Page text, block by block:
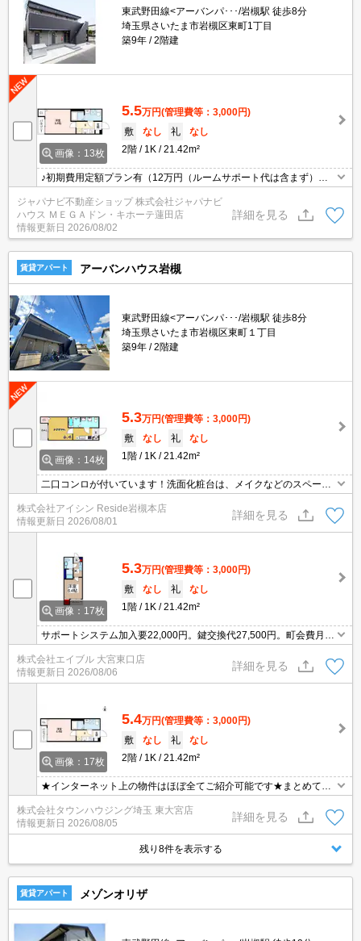
東武野田線<アーバンパ･･･/岩槻駅 徒歩8分
埼玉県さいたま市岩槻区東町1丁目
築9年
2階建
画像：13枚
5.5万円(管理費等：3,000円)
敷
なし 礼
なし
2階
1K 21.42m²
♪初期費用定額プラン有（12万円（ルームサポート代は含まず）・
フリーレント最大1ヵ月）♪敷金０礼金0♪インターネット無料♪追い
焚きバス♪システムキッチン♪ウオシュレット♪独立洗面台化粧♪快適
エアコン♪ＴＶモニターホン♪室内洗濯機置場有♪室内物干し有♪防犯
シャッター有♪敷地内駐車場有♪ジャパナビ不動産ショップ♪年中無休
♪
ジャパナビ不動産ショップ 株式会社ジャパナビ
ハウス ＭＥＧＡドン・キホーテ蓮田店
情報更新日 2026/08/02
詳細を見る
賃貸アパート アーバンハウス岩槻
東武野田線<アーバンパ･･･/岩槻駅 徒歩8分
埼玉県さいたま市岩槻区東町１丁目
築9年
2階建
画像：14枚
5.3万円(管理費等：3,000円)
敷
なし 礼
なし
1階
1K 21.42m²
二口コンロが付いています！洗面化粧台は、メイクなどのスペース
にご使用いただけます！セキュリティ面は、オートロック・TVイン
ターホンなど充実しているので、防犯対策もばっちりです！収納は
シューズボックス・クロゼットなどが備え付けられているので、衣
類や日用品の収納に重宝します！ぜひご覧いただきたい賃貸物件で
株式会社アイシン Reside岩槻本店
情報更新日 2026/08/01
詳細を見る
画像：17枚
5.3万円(管理費等：3,000円)
敷
なし 礼
なし
1階
1K 21.42m²
サポートシステム加入要22,000円。鍵交換代27,500円。町会費月27
5円。インターネット無料。1年未満の解約時、違約金2ヶ月分発
生。2年未満の解約時、違約金1ヶ月分発生。
株式会社エイブル 大宮東口店
情報更新日 2026/08/06
詳細を見る
画像：17枚
5.4万円(管理費等：3,000円)
敷
なし 礼
なし
2階
1K 21.42m²
★インターネット上の物件はほぼ全てご紹介可能です★まとめてご
紹介致します★お部屋探しは情報量地域No１の★タウンハウジング
東大宮店まで★
株式会社タウンハウジング埼玉 東大宮店
情報更新日 2026/08/05
詳細を見る
残り8件を表示する
賃貸アパート メゾンオリザ